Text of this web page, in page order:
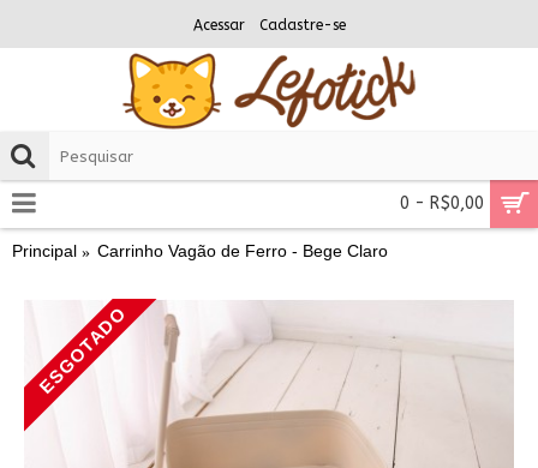
Acessar Cadastre-se
0 - R$0,00
Principal Carrinho Vagão de Ferro - Bege Claro
ESGOTADO